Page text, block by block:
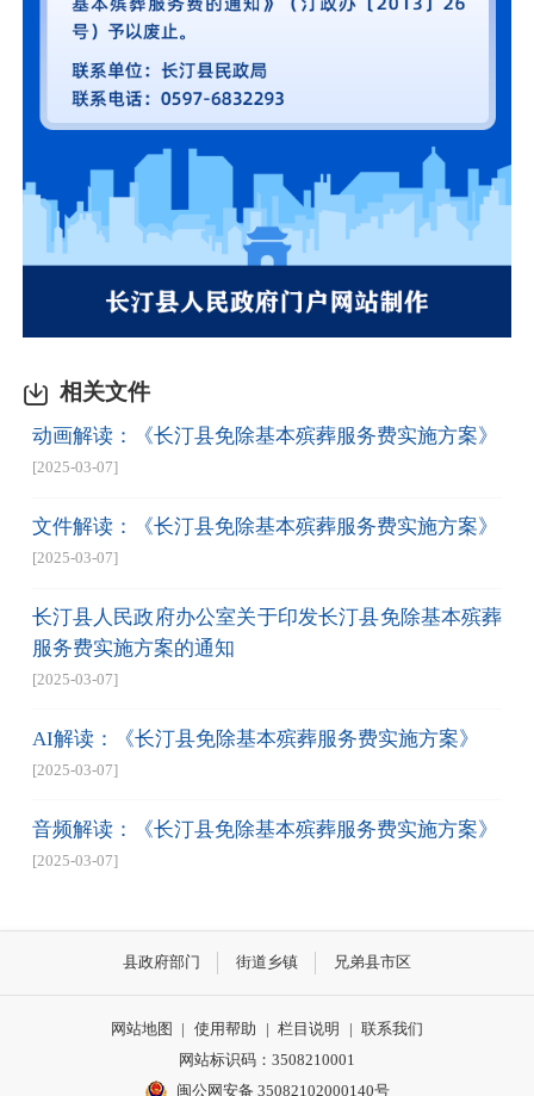
相关文件
动画解读：《长汀县免除基本殡葬服务费实施方案》
[2025-03-07]
文件解读：《长汀县免除基本殡葬服务费实施方案》
[2025-03-07]
长汀县人民政府办公室关于印发长汀县免除基本殡葬
服务费实施方案的通知
[2025-03-07]
AI解读：《长汀县免除基本殡葬服务费实施方案》
[2025-03-07]
音频解读：《长汀县免除基本殡葬服务费实施方案》
[2025-03-07]
县政府部门 街道乡镇 兄弟县市区
网站地图 | 使用帮助 | 栏目说明 | 联系我们
网站标识码：3508210001
闽公网安备 35082102000140号